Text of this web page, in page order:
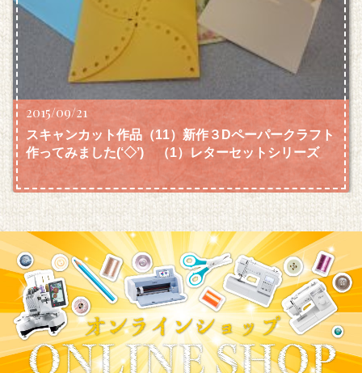
2015/09/21
スキャンカット作品（11）新作３Dペーパークラフト
作ってみました(‘◇’)ゞ（1）レターセットシリーズ